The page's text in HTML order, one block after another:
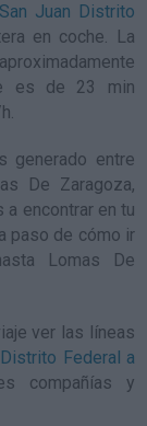
Juan Distrito
en coche. La
es de 23 min
.
generado entre
De Zaragoza,
encontrar en tu
paso de cómo ir
Lomas De
ver las líneas
Federal a
compañías y